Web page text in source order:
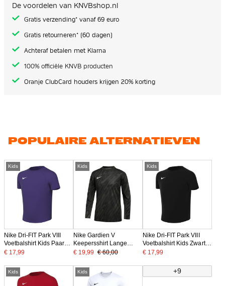
De voordelen van KNVBshop.nl
Gratis verzending* vanaf 69 euro
Gratis retourneren* (60 dagen)
Achteraf betalen met Klarna
100% officiële KNVB producten
Oranje ClubCard houders krijgen 20% korting
POPULAIRE ALTERNATIEVEN
Kids
Nike Dri-FIT Park VIII
Voetbalshirt Kids Paars
Wit
€ 17,99
Kids
Nike Gardien V
Keepersshirt Lange
Mouwen Kids
€ 19,99 € 60,00
Kids
Nike Dri-FIT Park VIII
Voetbalshirt Kids Zwart
Wit
€ 17,99
Kids Kids +9